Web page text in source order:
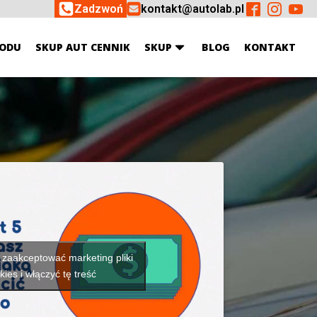
Zadzwoń kontakt@autolab.pl
SKUP AUT CENNIK SKUP BLOG KONTAKT
marketing pliki
i włączyć tę treść